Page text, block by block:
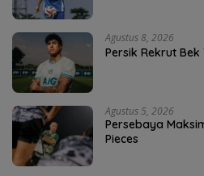
Agustus 8, 2026
Persik Rekrut
Agustus 5, 2026
Persebaya
Pieces